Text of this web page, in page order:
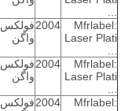
...
Mfrlabel:
Laser Plati
...
2004فولکس
واگن
Mfrlabel:
Laser Plati
...
2004فولکس
واگن
Mfrlabel:
2004فولکس